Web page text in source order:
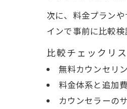
次に、料金プラン
インで事前に比較検
比較チェックリ
無料カウンセリ
料金体系と追加
カウンセラーの